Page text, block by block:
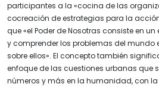
participantes a la «cocina de las
cocreación de estrategias para la
que «el Poder de Nosotras consiste en
y comprender los problemas del mundo
sobre ellos». El concepto también
enfoque de las cuestiones urbanas que
números y más en la humanidad, con la